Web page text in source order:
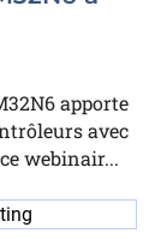
apporte
avec
webinair...